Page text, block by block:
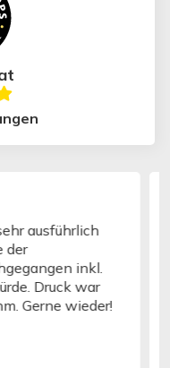
Wieder